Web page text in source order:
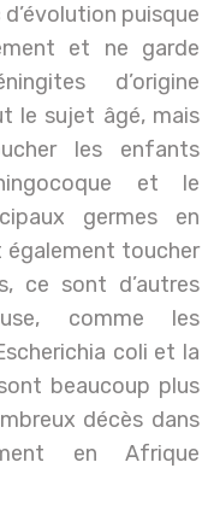
puisque
et ne garde
d’origine
le sujet âgé, mais
les enfants
et le
germes en
également toucher
ce sont d’autres
comme les
coli et la
beaucoup plus
décès dans
en Afrique